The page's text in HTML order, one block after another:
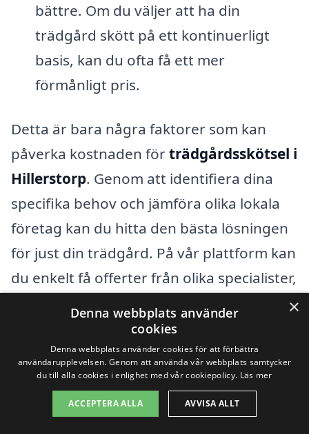
bättre. Om du väljer att ha din
trädgård skött på ett kontinuerligt
basis, kan du ofta få ett mer
förmånligt pris.
Detta är bara några faktorer som kan
påverka kostnaden förträdgårdsskötsel i
Hillerstorp. Genom att identifiera dina
specifika behov och jämföra olika lokala
företag kan du hitta den bästa lösningen
för just din trädgård. På vår plattform kan
du enkelt få offerter från olika specialister,
informerat beslut. Tveka inte att udforska
de olika alternativen och se vad som
passar bäst för dig och din trädgård.
×
Denna webbplats använder
cookies
Denna webbplats använder cookies för att förbättra
användarupplevelsen. Genom att använda vår webbplats samtycker
du till alla cookies i enlighet med vår cookiepolicy. Läs mer
ACCEPTERA ALLA AVVISA ALLT